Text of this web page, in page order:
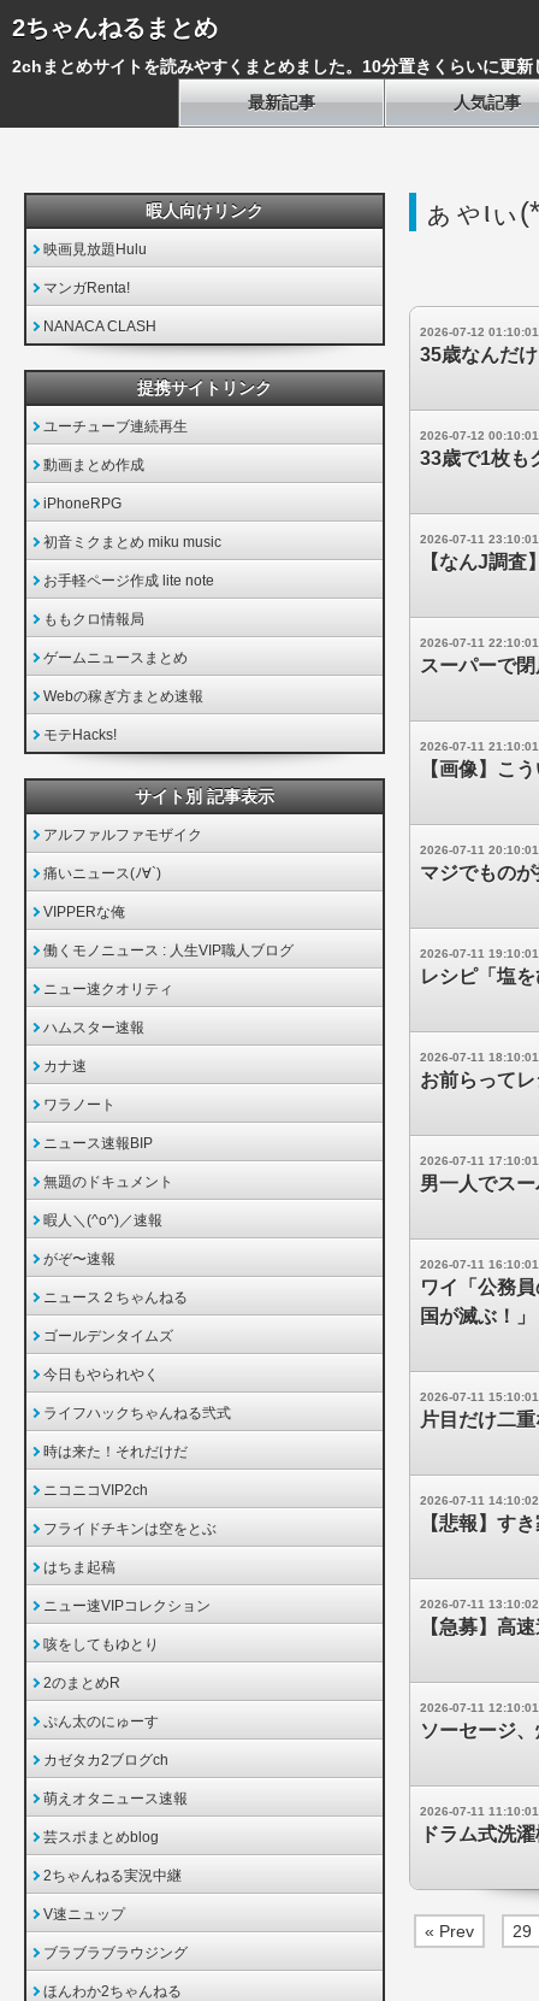
2ちゃんねるまとめ
2chまとめサイトを読みやすくまとめました。10分置きくらいに更新
最新記事
人気記事
ぁゃιぃ
2026-07-12 01:10:01
35歳なんだ
2026-07-12 00:10:01
33歳で1枚も
2026-07-11 23:10:01
【なんJ調
2026-07-11 22:10:01
スーパーで
2026-07-11 21:10:01
【画像】こ
2026-07-11 20:10:01
マジでもの
2026-07-11 19:10:01
レシピ「塩
2026-07-11 18:10:01
お前らって
2026-07-11 17:10:01
男一人でス
2026-07-11 16:10:01
ワイ「公務
国が滅ぶ！
2026-07-11 15:10:01
片目だけ二
2026-07-11 14:10:02
【悲報】す
2026-07-11 13:10:02
【急募】高
2026-07-11 12:10:01
ソーセージ
2026-07-11 11:10:01
ドラム式洗
« Prev 29
暇人向けリンク
映画見放題Hulu
マンガRenta!
NANACA CLASH
提携サイトリンク
ユーチューブ連続再生
動画まとめ作成
iPhoneRPG
初音ミクまとめ miku music
お手軽ページ作成 lite note
ももクロ情報局
ゲームニュースまとめ
Webの稼ぎ方まとめ速報
モテHacks!
サイト別 記事表示
アルファルファモザイク
痛いニュース(ﾉ∀`)
VIPPERな俺
働くモノニュース : 人生VIP職人ブログ
ニュー速クオリティ
ハムスター速報
カナ速
ワラノート
ニュース速報BIP
無題のドキュメント
暇人＼(^o^)／速報
がぞ〜速報
ニュース２ちゃんねる
ゴールデンタイムズ
今日もやられやく
ライフハックちゃんねる弐式
時は来た！それだけだ
ニコニコVIP2ch
フライドチキンは空をとぶ
はちま起稿
ニュー速VIPコレクション
咳をしてもゆとり
2のまとめR
ぷん太のにゅーす
カゼタカ2ブログch
萌えオタニュース速報
芸スポまとめblog
2ちゃんねる実況中継
V速ニュップ
ブラブラブラウジング
ほんわか2ちゃんねる